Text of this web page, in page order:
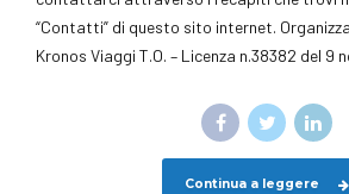
“Contatti” di questo sito internet.
Kronos Viaggi T.O. – Licenza n.38382 del 9
Continua a leggere